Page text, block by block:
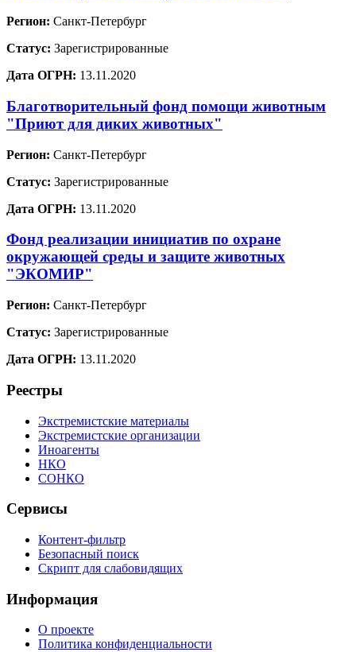
Регион: Санкт-Петербург
Статус: Зарегистрированные
Дата ОГРН: 13.11.2020
Благотворительный фонд помощи животным
"Приют для диких животных"
Регион: Санкт-Петербург
Статус: Зарегистрированные
Дата ОГРН: 13.11.2020
Фонд реализации инициатив по охране
окружающей среды и защите животных
"ЭКОМИР"
Регион: Санкт-Петербург
Статус: Зарегистрированные
Дата ОГРН: 13.11.2020
Реестры
Экстремистские материалы
Экстремистские организации
Иноагенты
НКО
СОНКО
Сервисы
Контент-фильтр
Безопасный поиск
Скрипт для слабовидящих
Информация
О проекте
Политика конфиденциальности